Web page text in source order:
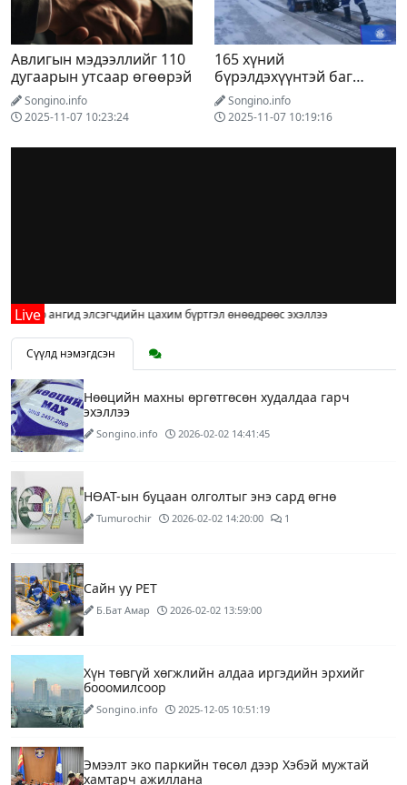
Авлигын мэдээллийг 110
дугаарын утсаар өгөөрэй
Songino.info
2025-11-07 10:23:24
165 хүний
бүрэлдэхүүнтэй баг
гудамж талбайн цас
цэвэрлэж байна
Songino.info
2025-11-07 10:19:16
ангид элсэгчдийн цахим бүртгэл өнөөдрөөс эхэллээ
Сүүлд нэмэгдсэн
Нөөцийн махны өргөтгөсөн худалдаа гарч
эхэллээ
Songino.info 2026-02-02 14:41:45
НӨАТ-ын буцаан олголтыг энэ сард өгнө
Tumurochir 2026-02-02 14:20:00 1
Сайн уу PET
Б.Бат Амар 2026-02-02 13:59:00
Хүн төвгүй хөгжлийн алдаа иргэдийн эрхийг
бооомилсоор
Songino.info 2025-12-05 10:51:19
Эмээлт эко паркийн төсөл дээр Хэбэй мужтай
хамтарч ажиллана